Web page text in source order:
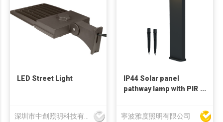
LED Street Light
IP44 Solar panel
pathway lamp with PIR
寧波雅度照明有限公司